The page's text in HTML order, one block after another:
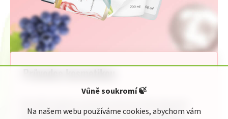
Vůně soukromí🍃
Na našem webu používáme cookies, abychom vám
jednoduchého průvodce kosmetickou nabídkou